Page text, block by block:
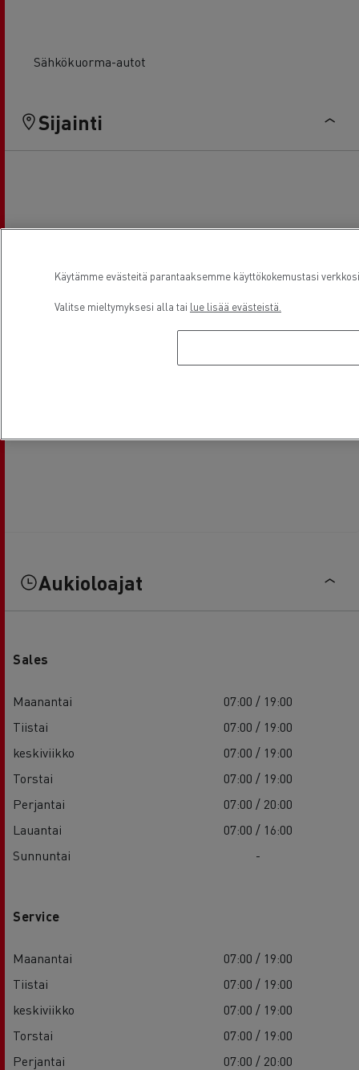
Sähkökuorma-autot
Sijainti
Aukioloajat
Sales
Maanantai
07:00 / 19:00
Tiistai
07:00 / 19:00
keskiviikko
07:00 / 19:00
Torstai
07:00 / 19:00
Perjantai
07:00 / 20:00
Lauantai
07:00 / 16:00
Sunnuntai
-
Service
Maanantai
07:00 / 19:00
Tiistai
07:00 / 19:00
keskiviikko
07:00 / 19:00
Torstai
07:00 / 19:00
Perjantai
07:00 / 20:00
Käytämme evästeitä parantaaksemme käyttökokemustasi
Valitse mieltymyksesi alla tai lue lisää evästeistä.